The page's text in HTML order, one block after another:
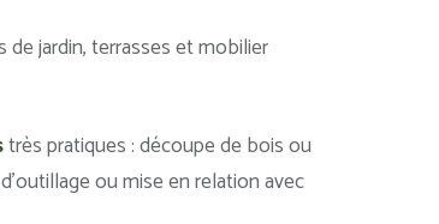
jardin, terrasses et mobilier
très pratiques : découpe de bois ou
ou mise en relation avec